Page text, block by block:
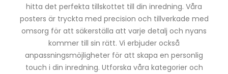
hitta det perfekta tillskottet till din inredning. Våra
posters är tryckta med precision och tillverkade med
omsorg för att säkerställa att varje detalj och nyans
kommer till sin rätt. Vi erbjuder också
anpassningsmöjligheter för att skapa en personlig
touch i din inredning. Utforska våra kategorier och